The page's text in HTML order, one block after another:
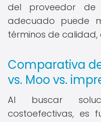
del proveedor de
adecuado puede
términos de
Comparativa
vs. Moo vs.
Al buscar
costoefectivas, es